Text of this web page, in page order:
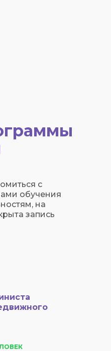
с
обучения
на
запись